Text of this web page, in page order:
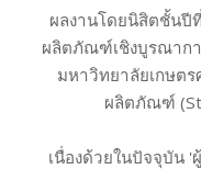
ผลงานโดยนิสิตชั้นปี
ผลิตภัณฑ์เชิงบูรณาก
มหาวิทยาลัยเกษต
ผลิตภัณฑ์
เนื่องด้วยในปัจจุบัน '